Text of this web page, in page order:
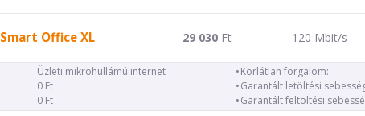
Smart Office XL 29 030Ft 120 Mbit/s
Üzleti mikrohullámú internet
0 Ft
0 Ft
Korlátlan forgalom:
Garantált letöltési
Garantált feltöltési